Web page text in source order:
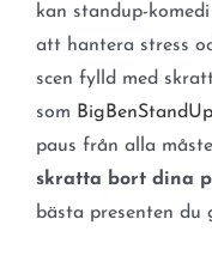
kan standup-
att hantera stress
scen fylld med
som BigBenStandUp
paus från alla
skratta bort dina
bästa presenten du